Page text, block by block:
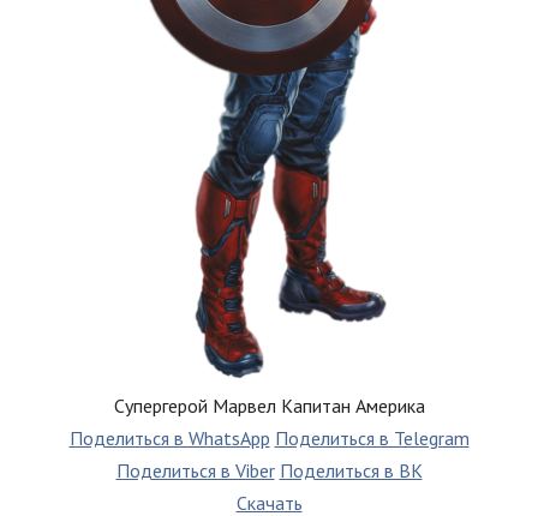
Супергерой Марвел Капитан Америка
Поделиться в WhatsApp Поделиться в Telegram
Поделиться в Viber Поделиться в ВК
Скачать